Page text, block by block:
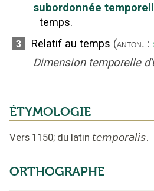
subordonnée
temps.
3 Relatif au temps (anton. :
Dimension temporelle
ÉTYMOLOGIE
Vers 1150; du latin temporalis.
ORTHOGRAPHE